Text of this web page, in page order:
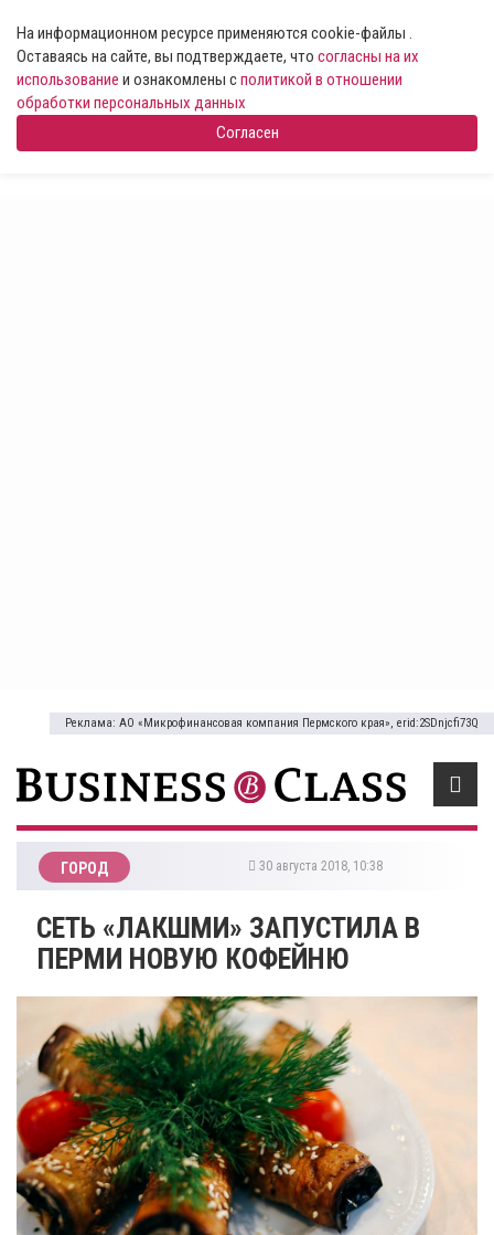
На информационном ресурсе применяются cookie-файлы .
Оставаясь на сайте, вы подтверждаете, что согласны на их
использование и ознакомлены сполитикой в отношении
обработки персональных данных
Согласен
Реклама: АО «Микрофинансовая компания Пермского края», erid:2SDnjcfi73Q
ГОРОД 30 августа 2018, 10:38
​СЕТЬ «ЛАКШМИ» ЗАПУСТИЛА В
ПЕРМИ НОВУЮ КОФЕЙНЮ